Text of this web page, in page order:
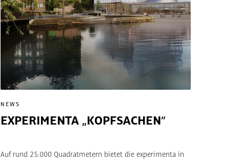
NEWS
EXPERIMENTA „KOPFSACHEN“
Auf rund 25.000 Quadratmetern bietet die experimenta in